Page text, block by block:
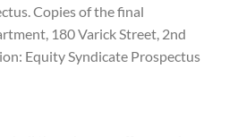
Copies of the final
180 Varick Street, 2nd
Equity Syndicate Prospectus